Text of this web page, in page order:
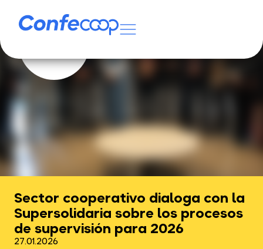
Sector cooperativo dialoga con la
Supersolidaria sobre los procesos
de supervisión para 2026
27.01.2026